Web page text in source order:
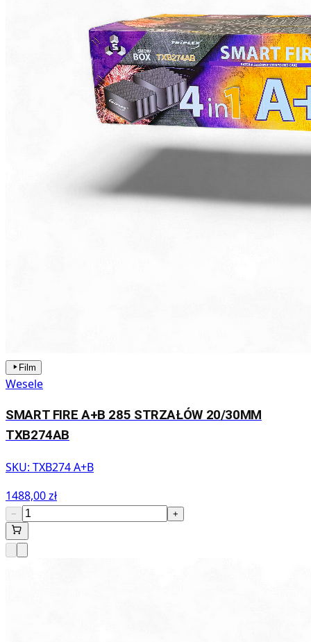
Film
Wesele
SMART FIRE A+B 285 STRZAŁÓW 20/30MM
TXB274AB
SKU: TXB274 A+B
1488,00 zł
− +